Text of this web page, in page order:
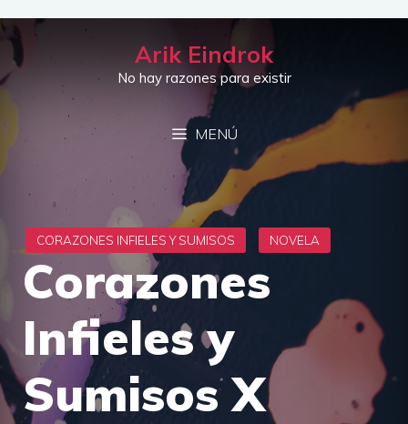
Saltar
al
contenido
Arik Eindrok
No hay razones para existir
MENÚ
Corazones
Infieles y
Sumisos X